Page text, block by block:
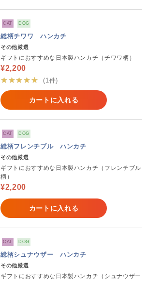
CAT DOG
総柄チワワ ハンカチ
その他厳選
ギフトにおすすめな日本製ハンカチ（チワワ柄）
¥2,200
★★★★★
(1件)
カートに入れる
CAT DOG
総柄フレンチブル ハンカチ
その他厳選
ギフトにおすすめな日本製ハンカチ（フレンチブル
柄）
¥2,200
カートに入れる
CAT DOG
総柄シュナウザー ハンカチ
その他厳選
ギフトにおすすめな日本製ハンカチ（シュナウザー